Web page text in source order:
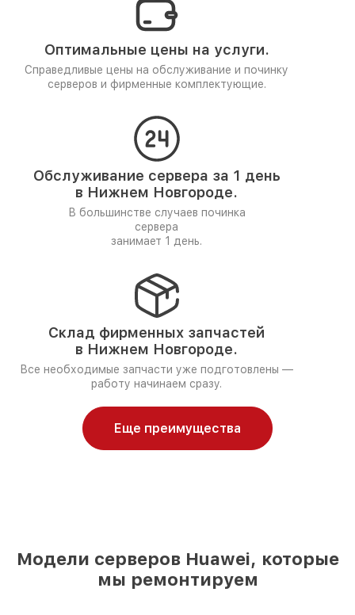
Оптимальные цены на услуги.
Справедливые цены на обслуживание и починку
серверов и фирменные комплектующие.
Обслуживание сервера за 1 день
в Нижнем Новгороде.
В большинстве случаев починка
сервера
занимает 1 день.
Склад фирменных запчастей
в Нижнем Новгороде.
Все необходимые запчасти уже подготовлены —
работу начинаем сразу.
Еще преимущества
Модели серверов Huawei, которые
мы ремонтируем